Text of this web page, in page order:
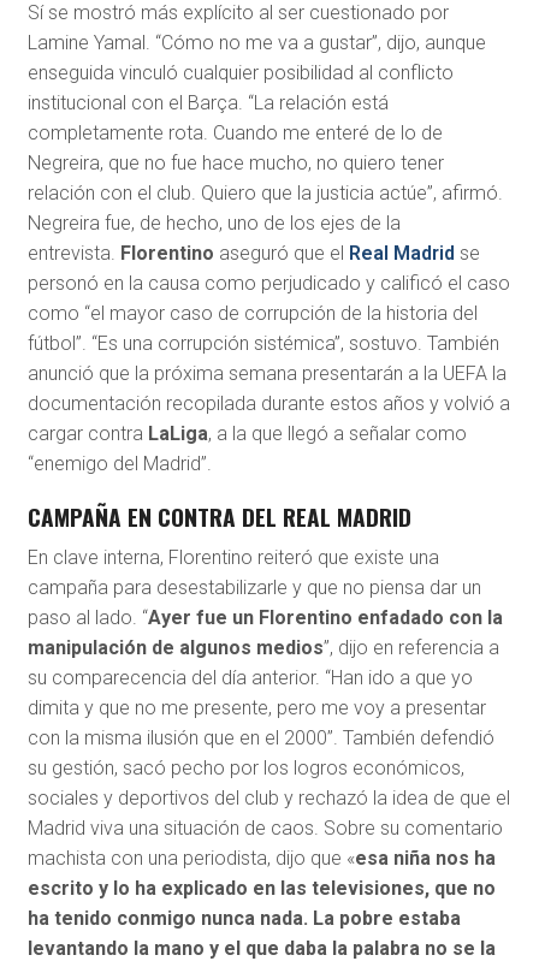
Sí se mostró más explícito al ser cuestionado por
Lamine Yamal. “Cómo no me va a gustar”, dijo, aunque
enseguida vinculó cualquier posibilidad al conflicto
institucional con el Barça. “La relación está
completamente rota. Cuando me enteré de lo de
Negreira, que no fue hace mucho, no quiero tener
relación con el club. Quiero que la justicia actúe”, afirmó.
Negreira fue, de hecho, uno de los ejes de la
entrevista. Florentino aseguró que el Real Madrid se
personó en la causa como perjudicado y calificó el caso
como “el mayor caso de corrupción de la historia del
fútbol”. “Es una corrupción sistémica”, sostuvo. También
anunció que la próxima semana presentarán a la UEFA la
documentación recopilada durante estos años y volvió a
cargar contra LaLiga, a la que llegó a señalar como
“enemigo del Madrid”.
CAMPAÑA EN CONTRA DEL REAL MADRID
En clave interna, Florentino reiteró que existe una
campaña para desestabilizarle y que no piensa dar un
paso al lado. “Ayer fue un Florentino enfadado con la
manipulación de algunos medios”, dijo en referencia a
su comparecencia del día anterior. “Han ido a que yo
dimita y que no me presente, pero me voy a presentar
con la misma ilusión que en el 2000”. También defendió
su gestión, sacó pecho por los logros económicos,
sociales y deportivos del club y rechazó la idea de que el
Madrid viva una situación de caos. Sobre su comentario
machista con una periodista, dijo que «esa niña nos ha
escrito y lo ha explicado en las televisiones, que no
ha tenido conmigo nunca nada. La pobre estaba
levantando la mano y el que daba la palabra no se la